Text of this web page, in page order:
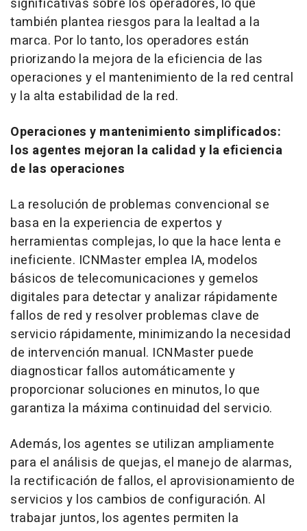
significativas sobre los operadores, lo que
también plantea riesgos para la lealtad a la
marca. Por lo tanto, los operadores están
priorizando la mejora de la eficiencia de las
operaciones y el mantenimiento de la red central
y la alta estabilidad de la red.
Operaciones y mantenimiento simplificados:
los agentes mejoran la calidad y la eficiencia
de las operaciones
La resolución de problemas convencional se
basa en la experiencia de expertos y
herramientas complejas, lo que la hace lenta e
ineficiente. ICNMaster emplea IA, modelos
básicos de telecomunicaciones y gemelos
digitales para detectar y analizar rápidamente
fallos de red y resolver problemas clave de
servicio rápidamente, minimizando la necesidad
de intervención manual. ICNMaster puede
diagnosticar fallos automáticamente y
proporcionar soluciones en minutos, lo que
garantiza la máxima continuidad del servicio.
Además, los agentes se utilizan ampliamente
para el análisis de quejas, el manejo de alarmas,
la rectificación de fallos, el aprovisionamiento de
servicios y los cambios de configuración. Al
trabajar juntos, los agentes permiten la